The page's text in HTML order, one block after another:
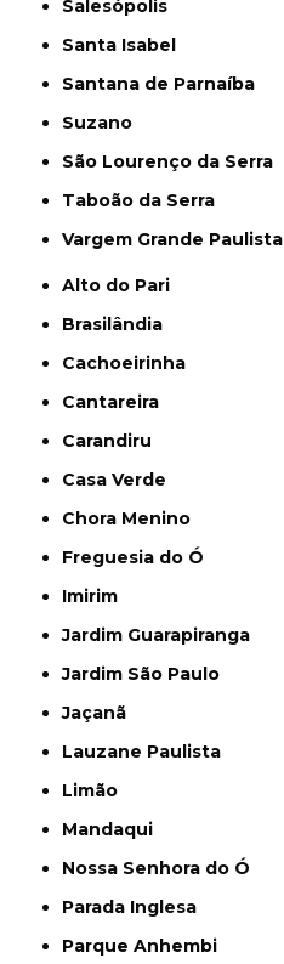
Salesópolis
Santa Isabel
Santana de Parnaíba
Suzano
São Lourenço da Serra
Taboão da Serra
Vargem Grande Paulista
Alto do Pari
Brasilândia
Cachoeirinha
Cantareira
Carandiru
Casa Verde
Chora Menino
Freguesia do Ó
Imirim
Jardim Guarapiranga
Jardim São Paulo
Jaçanã
Lauzane Paulista
Limão
Mandaqui
Nossa Senhora do Ó
Parada Inglesa
Parque Anhembi